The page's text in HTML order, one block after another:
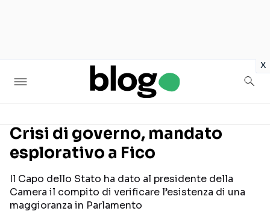
x
Seguici sui social
Crisi di governo, mandato
esplorativo a Fico
Il Capo dello Stato ha dato al presidente della
Camera il compito di verificare l’esistenza di una
maggioranza in Parlamento